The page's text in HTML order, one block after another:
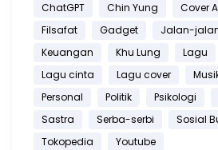
ChatGPT
Chin Yung Cover
Filsafat
Gadget Jalan-
Keuangan
Khu Lung Lagu
Lagu cinta
Lagu cover
Personal
Politik Psikologi
Sastra
Serba-serbi
Sosial
Tokopedia
Youtube